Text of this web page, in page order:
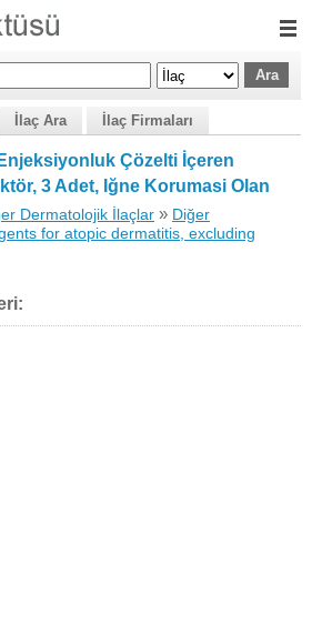
İlaç Ara İlaç Firmaları
Çözelti İçeren
3 Adet, Iğne Korumasi Olan
Dermatolojik İlaçlar » Diğer
for atopic dermatitis, excluding